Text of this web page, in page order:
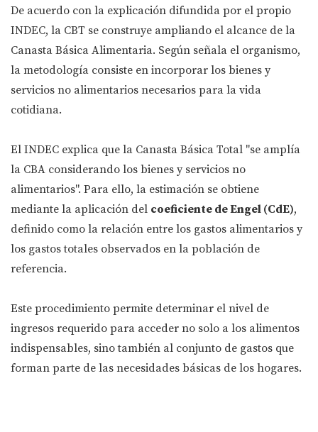
De acuerdo con la explicación difundida por el propio
INDEC, la CBT se construye ampliando el alcance de la
Canasta Básica Alimentaria. Según señala el organismo,
la metodología consiste en incorporar los bienes y
servicios no alimentarios necesarios para la vida
cotidiana.
El INDEC explica que la Canasta Básica Total "se amplía
la CBA considerando los bienes y servicios no
alimentarios". Para ello, la estimación se obtiene
mediante la aplicación del coeficiente de Engel (CdE),
definido como la relación entre los gastos alimentarios y
los gastos totales observados en la población de
referencia.
Este procedimiento permite determinar el nivel de
ingresos requerido para acceder no solo a los alimentos
indispensables, sino también al conjunto de gastos que
forman parte de las necesidades básicas de los hogares.